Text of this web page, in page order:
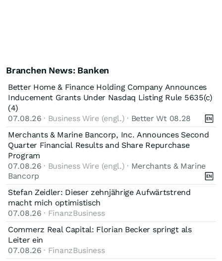
Branchen News: Banken
Better Home & Finance Holding Company Announces
Inducement Grants Under Nasdaq Listing Rule 5635(c)
(4)
07.08.26 · Business Wire (engl.) · Better Wt 08.28
Merchants & Marine Bancorp, Inc. Announces Second
Quarter Financial Results and Share Repurchase
Program
07.08.26 · Business Wire (engl.) · Merchants & Marine
Bancorp
Stefan Zeidler: Dieser zehnjährige Aufwärtstrend
macht mich optimistisch
07.08.26 · FinanzBusiness
Commerz Real Capital: Florian Becker springt als
Leiter ein
07.08.26 · FinanzBusiness